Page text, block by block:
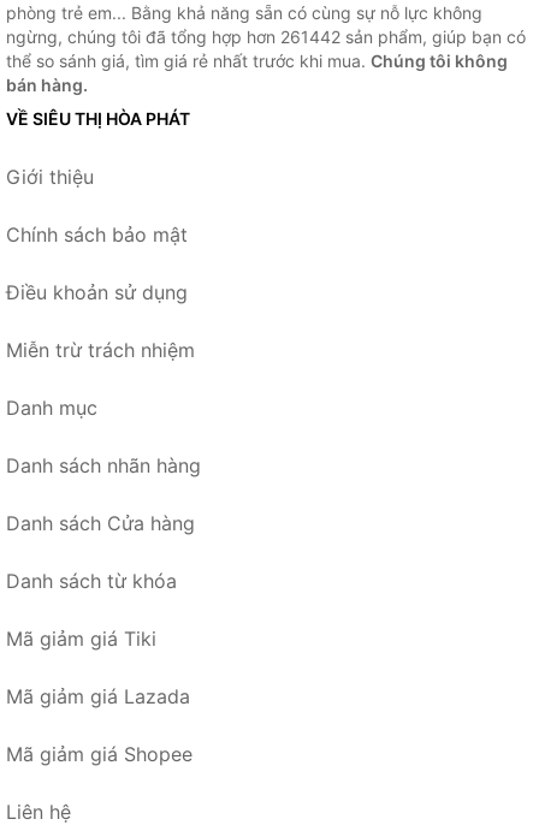
phòng trẻ em... Bằng khả năng sẵn có cùng sự nỗ lực không
ngừng, chúng tôi đã tổng hợp hơn 261442 sản phẩm, giúp bạn có
thể so sánh giá, tìm giá rẻ nhất trước khi mua. Chúng tôi không
bán hàng.
VỀ SIÊU THỊ HÒA PHÁT
Giới thiệu
Chính sách bảo mật
Điều khoản sử dụng
Miễn trừ trách nhiệm
Danh mục
Danh sách nhãn hàng
Danh sách Cửa hàng
Danh sách từ khóa
Mã giảm giá Tiki
Mã giảm giá Lazada
Mã giảm giá Shopee
Liên hệ